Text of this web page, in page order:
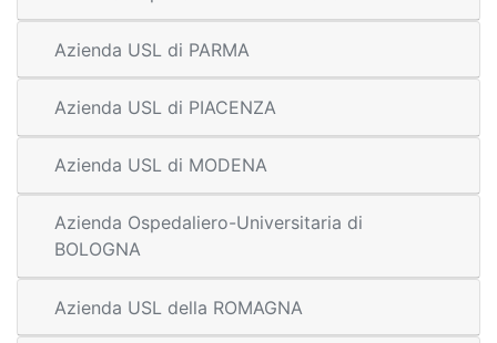
Azienda USL di PARMA
Azienda USL di PIACENZA
Azienda USL di MODENA
Azienda Ospedaliero-Universitaria di
BOLOGNA
Azienda USL della ROMAGNA